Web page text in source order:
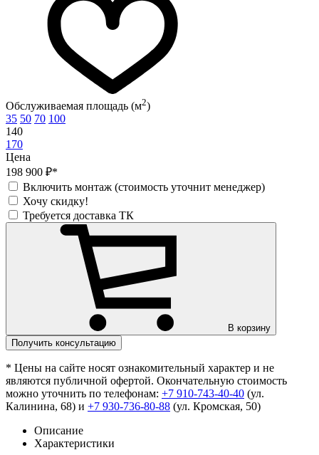
Обслуживаемая площадь (м2)
35 50 70 100
140
170
Цена
198 900 ₽*
Включить монтаж (стоимость уточнит менеджер)
Хочу скидку!
Требуется доставка ТК
В корзину
Получить консультацию
* Цены на сайте носят ознакомительный характер и не
являются публичной офертой. Окончательную стоимость
можно уточнить по телефонам: +7 910-743-40-40 (ул.
Калинина, 68) и +7 930-736-80-88 (ул. Кромская, 50)
Описание
Характеристики